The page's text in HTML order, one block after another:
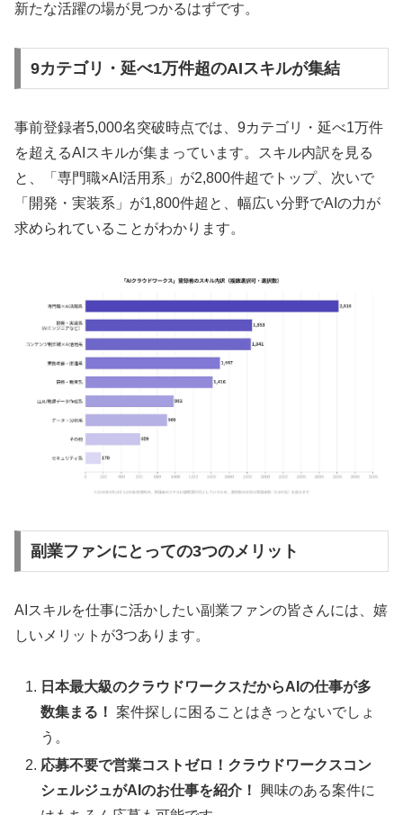
新たな活躍の場が見つかるはずです。
9カテゴリ・延べ1万件超のAIスキルが集結
事前登録者5,000名突破時点では、9カテゴリ・延べ1万件
を超えるAIスキルが集まっています。スキル内訳を見る
と、「専門職×AI活用系」が2,800件超でトップ、次いで
「開発・実装系」が1,800件超と、幅広い分野でAIの力が
求められていることがわかります。
副業ファンにとっての3つのメリット
AIスキルを仕事に活かしたい副業ファンの皆さんには、嬉
しいメリットが3つあります。
日本最大級のクラウドワークスだからAIの仕事が多
数集まる！ 案件探しに困ることはきっとないでしょ
う。
応募不要で営業コストゼロ！クラウドワークスコン
シェルジュがAIのお仕事を紹介！ 興味のある案件に